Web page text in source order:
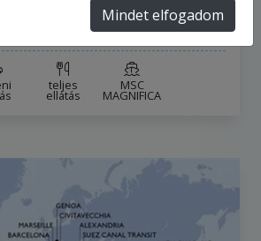
6 957 500 Ft-tól
teljes
ellátás
MSC
MAGNIFICA
Mindet elfogadom